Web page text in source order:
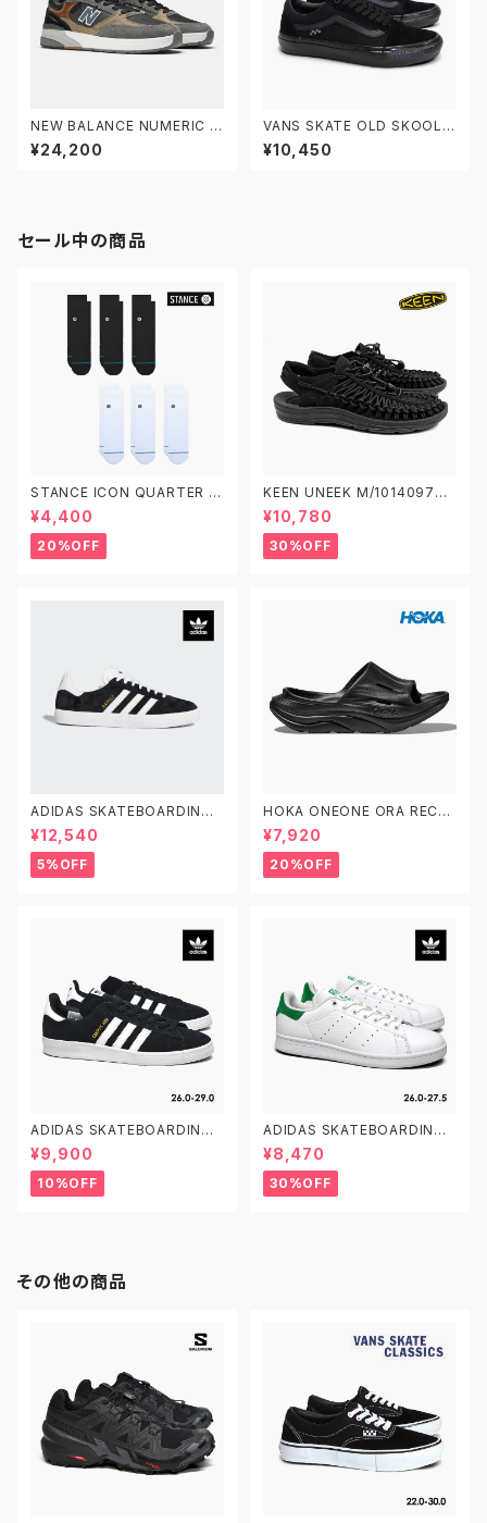
NEW BALANCE NUMERIC ニ
ューバランス ヌメリック アンドリ
ュー・レイノルズ 933 NM933
¥24,200
VANS SKATE OLD SKOOL V
N0A5FCBBKA 26.0-29.0 ヴ
ァンズ スケートオールドスクー
¥10,450
セール中の商品
STANCE ICON QUARTER 3
PACK A356A21IQP スタンス
アイコン クオーター 3足セット
ソックス 靴下
¥4,400
20%OFF
KEEN UNEEK M/1014097
W/1014099 キーン ユニーク
¥10,780
30%OFF
ADIDAS SKATEBOARDING
GAZELLE ADV FX6563 23.0
-29.0 アディダス スケートボー
ディング ガゼルADV スエード
黒白
¥12,540
5%OFF
HOKA ONEONE ORA RECO
VERY SLIDE 3 ホカオネオネ
オラ リカバリー スライド 3 109
9675 BDGGR メンズ リカバリ
ーサンダル
¥7,920
20%OFF
ADIDAS SKATEBOARDING
CAMPUS ADV B22716 26.0
-29.0 アディダス スケートボー
ディング キャンパスADV
¥9,900
10%OFF
ADIDAS SKATEBOARDING
STAN SMITH ADV GX9753
26.0-27.5 アディダス スケート
ボーディング スタンスミスADV
スケシュー
¥8,470
30%OFF
その他の商品